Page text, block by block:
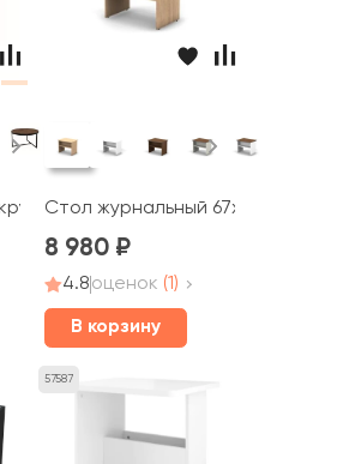
РАУНД / ROUND
Стол журнальный 67х50х55,5
8 980
4.8оценок (1)
В корзину
57587